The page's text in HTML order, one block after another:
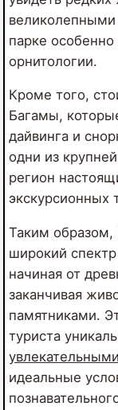
парке
орнитологии.
Кроме того,
Багамы,
дайвинга и
одни из
регион
экскурсионных
Таким образом,
широкий
начиная от
заканчивая
памятниками.
туриста
идеальные